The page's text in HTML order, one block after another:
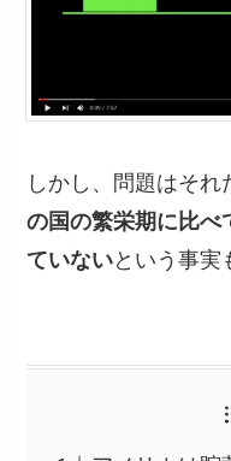
しかし、問題はそ
の国の繁栄期に比べ
ていないという事実